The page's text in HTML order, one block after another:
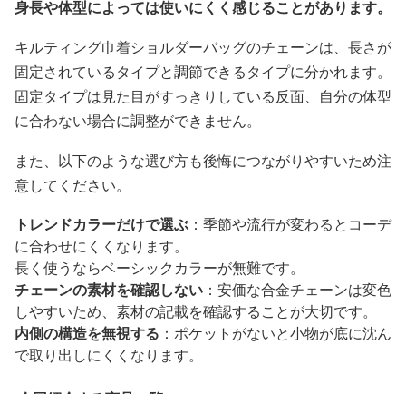
身長や体型によっては使いにくく感じることがあります。
キルティング巾着ショルダーバッグのチェーンは、長さが
固定されているタイプと調節できるタイプに分かれます。
固定タイプは見た目がすっきりしている反面、自分の体型
に合わない場合に調整ができません。
また、以下のような選び方も後悔につながりやすいため注
意してください。
トレンドカラーだけで選ぶ ：季節や流行が変わるとコーデ
に合わせにくくなります。
長く使うならベーシックカラーが無難です。
チェーンの素材を確認しない ：安価な合金チェーンは変色
しやすいため、素材の記載を確認することが大切です。
内側の構造を無視する ：ポケットがないと小物が底に沈ん
で取り出しにくくなります。